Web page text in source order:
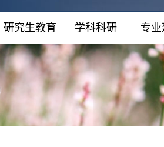
研究生教育 学科科研 专业